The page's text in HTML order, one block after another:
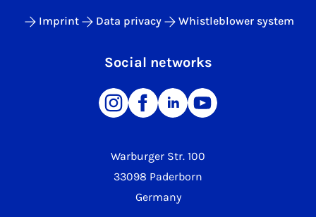
Warburger Str. 100
33098 Paderborn
Germany
Imprint Data privacy Whistleblower system
Social networks